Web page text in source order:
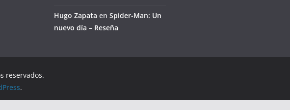
Hugo Zapata en Spider-Man: Un
nuevo día – Reseña
reservados.
.